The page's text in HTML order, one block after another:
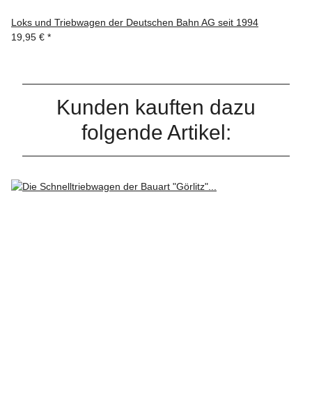
Loks und Triebwagen der Deutschen Bahn AG seit 1994
19,95 € *
Kunden kauften dazu
folgende Artikel: